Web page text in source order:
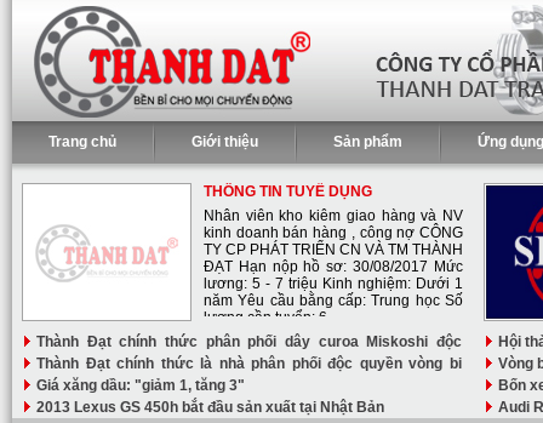
Trang chủ Giới thiệu Sản phẩm Ứng dụng
THÔNG TIN TUYỂ DỤNG
Nhân viên kho kiêm giao hàng và NV
kinh doanh bán hàng , công nợ CÔNG
TY CP PHÁT TRIỂN CN VÀ TM THÀNH
ĐẠT Hạn nộp hồ sơ: 30/08/2017 Mức
lương: 5 - 7 triệu Kinh nghiệm: Dưới 1
năm Yêu cầu bằng cấp: Trung học Số
lượng cần tuyển: 6
Thành Đạt chính thức phân phối dây curoa Miskoshi độc
quyền tại Việt Nam
Hội
cho
Thành Đạt chính thức là nhà phân phối độc quyền vòng bi
ZWB tại Việt Nam
Vòng
năm
Giá xăng dầu: "giảm 1, tăng 3"
Bốn
2013 Lexus GS 450h bắt đầu sản xuất tại Nhật Bản
Audi